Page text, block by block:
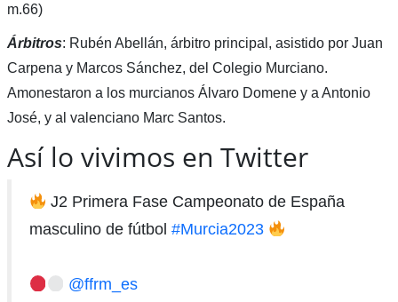
m.66)
Árbitros: Rubén Abellán, árbitro principal, asistido por Juan
Carpena y Marcos Sánchez, del Colegio Murciano.
Amonestaron a los murcianos Álvaro Domene y a Antonio
José, y al valenciano Marc Santos.
Así lo vivimos en Twitter
J2 Primera Fase Campeonato de España
masculino de fútbol #Murcia2023
@ffrm_es